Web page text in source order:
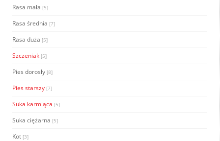
Rasa mała [5]
Rasa średnia [7]
Rasa duża [5]
Szczeniak [5]
Pies dorosły [8]
Pies starszy [7]
Suka karmiąca [5]
Suka ciężarna [5]
Kot [3]